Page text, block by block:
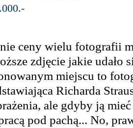
ceny wielu fotografii
zdjęcie jakie udało
miejscu to
Richarda
ale gdyby ją
pod pachą... No,